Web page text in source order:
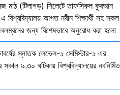
মাঠ (টিলাগড়) সিলেটে তাফসিরুল কুরআন
বিশ্ববিদ্যালয় আগত নবীন শিক্ষার্থী সহ সকল
অবলম্বনের জন্য বিশেষভাবে অনুরোধ করা হলো
স্নাতক লেভেল-১ সেমিস্টার-১ এর
৯.৩০ ঘটিকায় বিশ্ববিদ্যালয়ের নবনির্মিত